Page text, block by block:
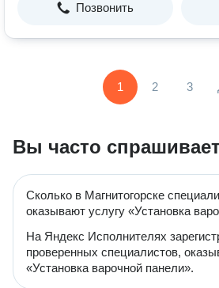
Позвонить
1 2 3
Вы часто
Сколько в Магнитогорске
оказывают услугу «Установка
На Яндекс Исполнителях
проверенных специалистов,
«Установка варочной панели».